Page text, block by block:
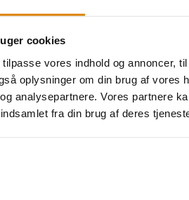
cookies
vores indhold og annoncer,
oplysninger om din brug af vores
analysepartnere. Vores partnere
fra din brug af deres